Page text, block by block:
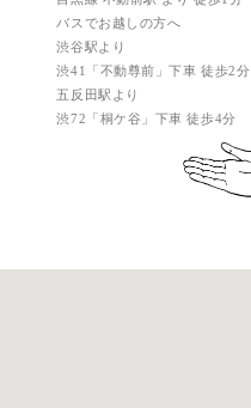
バスでお越しの方へ
渋谷駅より
渋41「不動尊前」下車 徒歩2分
五反田駅より
渋72「桐ケ谷」下車 徒歩4分